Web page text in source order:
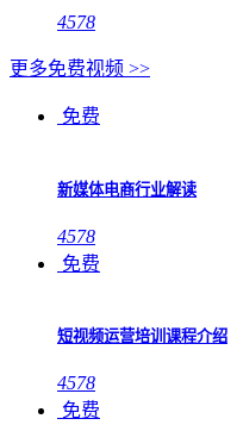
4578
更多免费视频 >>
免费
新媒体电商行业解读
4578
免费
短视频运营培训课程介绍
4578
免费